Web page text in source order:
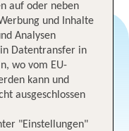
auf oder neben
und Inhalte
Analysen
Datentransfer in
wo vom EU-
kann und
ausgeschlossen
"Einstellungen"